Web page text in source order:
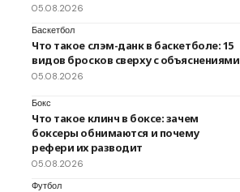
05.08.2026
Баскетбол
Что такое слэм-данк в баскетболе: 15
видов бросков сверху с объяснениями
05.08.2026
Бокс
Что такое клинч в боксе: зачем
боксеры обнимаются и почему
рефери их разводит
05.08.2026
Футбол